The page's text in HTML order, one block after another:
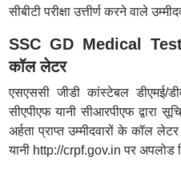
सीबीटी परीक्षा उत्तीर्ण करने वाले
SSC GD Medical Test
कॉल लेटर
एसएससी जीडी कांस्टेबल डीएमई/
सीएपीएफ यानी सीआरपीएफ द्वारा
अर्हता प्राप्त उम्मीदवारों के कॉल
यानी http://crpf.gov.in पर अपलोड